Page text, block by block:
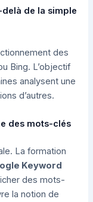
de la simple
des
Bing. L’objectif
analysent une
d’autres.
des mots-clés
La formation
Keyword
des mots-
la notion de